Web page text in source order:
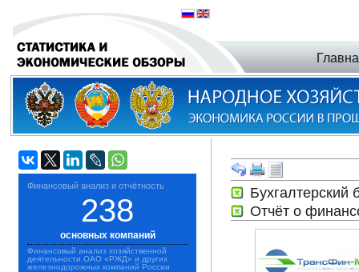
Финансовый анализ и отчётность
238
основных компаний
Финансовый анализ хозяйственной
деятельности ОАО «РЖД» и других
железнодорожных компаний России
Отчёт о